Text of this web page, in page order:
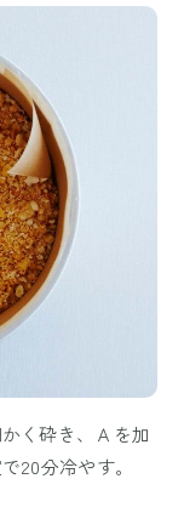
く砕き、Ａを加
20分冷やす。